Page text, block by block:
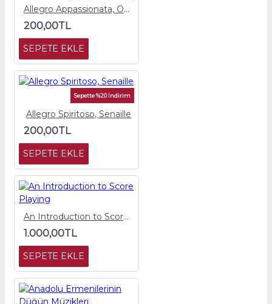
Allegro Appassionata, Op.43 Saint-Saens
200,00TL
SEPETE EKLE
Sepette %20 İndirim
Allegro Spiritoso, Senaille
200,00TL
SEPETE EKLE
An Introduction to Score Playing
1.000,00TL
SEPETE EKLE